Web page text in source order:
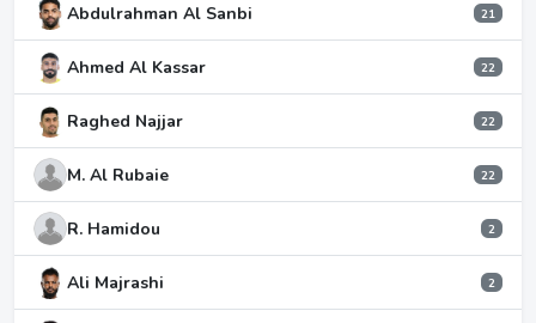
Abdulrahman Al Sanbi 21
Ahmed Al Kassar 22
Raghed Najjar 22
M. Al Rubaie 22
R. Hamidou 2
Ali Majrashi 2